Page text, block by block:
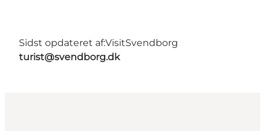
Sidst opdateret af:VisitSvendborg
turist@svendborg.dk